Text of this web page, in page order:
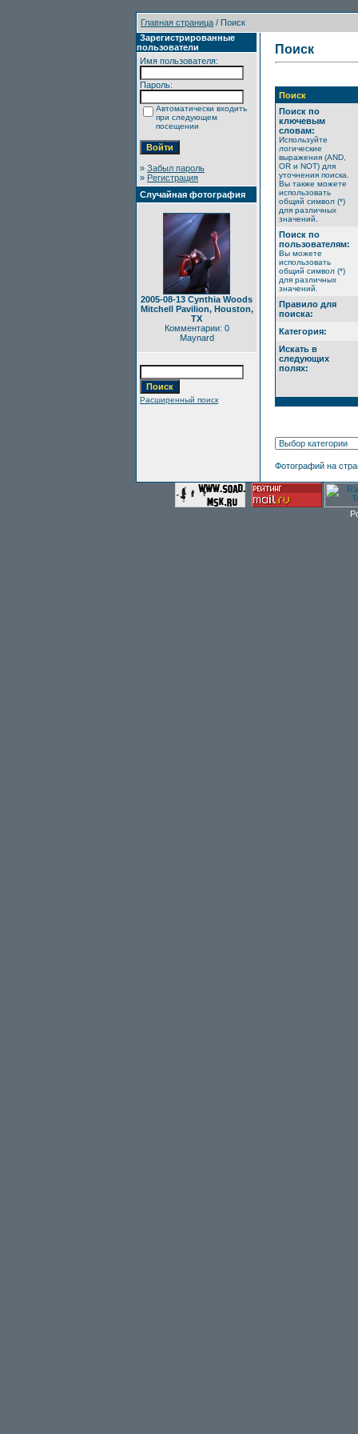
Главная страница / Поиск
Зарегистрированные
пользователи
Имя пользователя:
Пароль:
Автоматически входить
при следующем
посещении
» Забыл пароль
» Регистрация
Случайная фотография
2005-08-13 Cynthia Woods
Mitchell Pavilion, Houston,
TX
Комментарии: 0
Maynard
Расширенный поиск
Поиск
Поиск
Поиск по
ключевым
словам:
Используйте
логические
выражения (AND,
OR и NOT) для
уточнения поиска.
Вы также можете
использовать
общий символ (*)
для различных
значений.
Поиск по
пользователям:
Вы можете
использовать
общий символ (*)
для различных
значений.
Правило для
поиска:
Категория:
Искать в
следующих
полях:
Фотографий на